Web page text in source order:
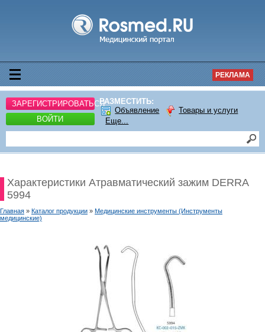
РЕКЛАМА
ЗАРЕГИСТРИРОВАТЬСЯ
ВОЙТИ
РАЗМЕСТИТЬ:
Объявление
Товары и услуги
Еще...
Характеристики Атравматический зажим DERRA
5994
Главная » Каталог продукции » Медицинские инструменты (Инструменты
медицинские)